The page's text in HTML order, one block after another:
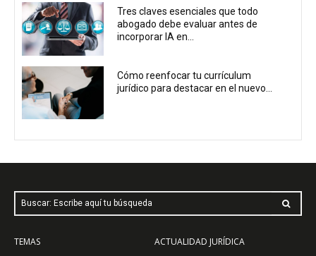
Tres claves esenciales que todo
abogado debe evaluar antes de
incorporar IA en...
Cómo reenfocar tu currículum
jurídico para destacar en el nuevo...
Buscar: Escribe aquí tu búsqueda
TEMAS
ACTUALIDAD JURÍDICA